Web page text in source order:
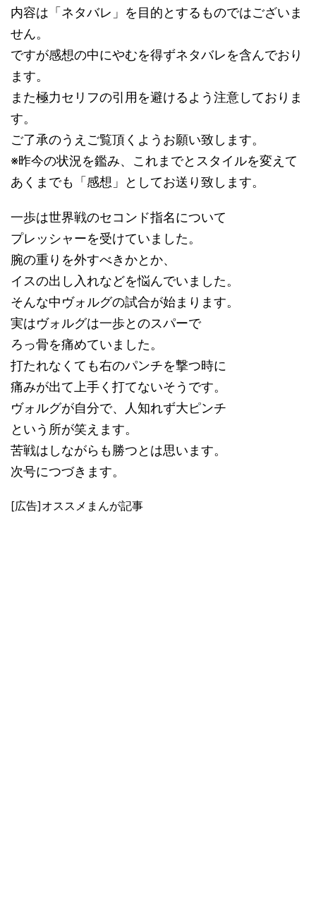
内容は「ネタバレ」を目的とするものではございま
せん。
ですが感想の中にやむを得ずネタバレを含んでおり
ます。
また極力セリフの引用を避けるよう注意しておりま
す。
ご了承のうえご覧頂くようお願い致します。
※昨今の状況を鑑み、これまでとスタイルを変えて
あくまでも「感想」としてお送り致します。
一歩は世界戦のセコンド指名について
プレッシャーを受けていました。
腕の重りを外すべきかとか、
イスの出し入れなどを悩んでいました。
そんな中ヴォルグの試合が始まります。
実はヴォルグは一歩とのスパーで
ろっ骨を痛めていました。
打たれなくても右のパンチを撃つ時に
痛みが出て上手く打てないそうです。
ヴォルグが自分で、人知れず大ピンチ
という所が笑えます。
苦戦はしながらも勝つとは思います。
次号につづきます。
[広告]オススメまんが記事